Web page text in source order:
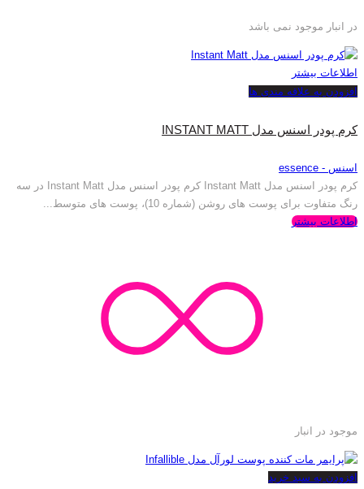
در انبار موجود نمی باشد
اطلاعات بیشتر
افزودن به علاقه مندی ها
کرم پودر اسنس مدل INSTANT MATT
اسنس - essence
کرم پودر اسنس مدل Instant Matt کرم پودر اسنس مدل Instant Matt در سه
رنگ متفاوت برای پوست های روشن (شماره 10)، پوست های متوسط...
اطلاعات بیشتر
موجود در انبار
افزودن به سبد خرید